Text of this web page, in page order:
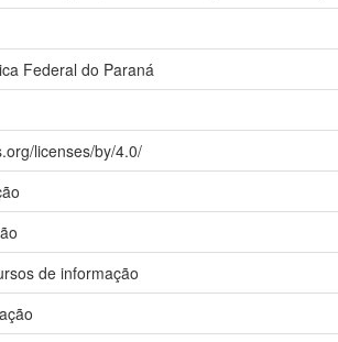
Federal do Paraná
licenses/by/4.0/
de informação